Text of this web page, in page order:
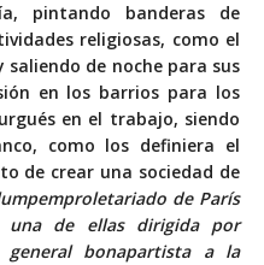
pintando banderas de
religiosas, como el
de noche para sus
en los barrios para los
en el trabajo, siendo
como los definiera el
de crear una sociedad de
de París
una de ellas dirigida por
bonapartista a la